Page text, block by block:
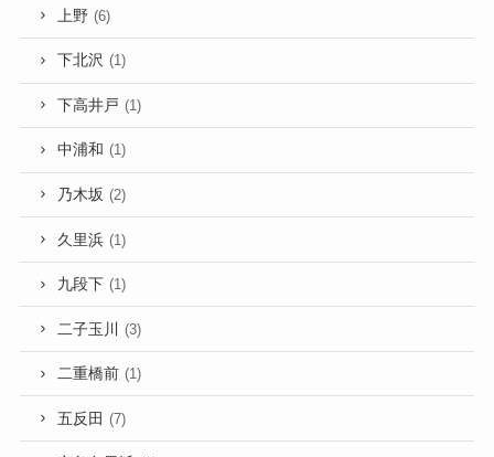
上野 (6)
下北沢 (1)
下高井戸 (1)
中浦和 (1)
乃木坂 (2)
久里浜 (1)
九段下 (1)
二子玉川 (3)
二重橋前 (1)
五反田 (7)